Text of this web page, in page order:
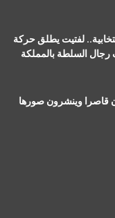
لفتيت يطلق حركة
السلطة بالمملكة
قاصرا وينشرون صورها